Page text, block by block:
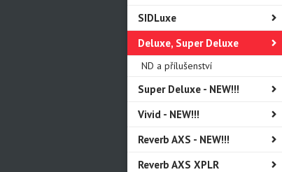
SIDLuxe
Deluxe, Super Deluxe
ND a přílušenství
Super Deluxe - NEW!!!
Vivid - NEW!!!
Reverb AXS - NEW!!!
Reverb AXS XPLR